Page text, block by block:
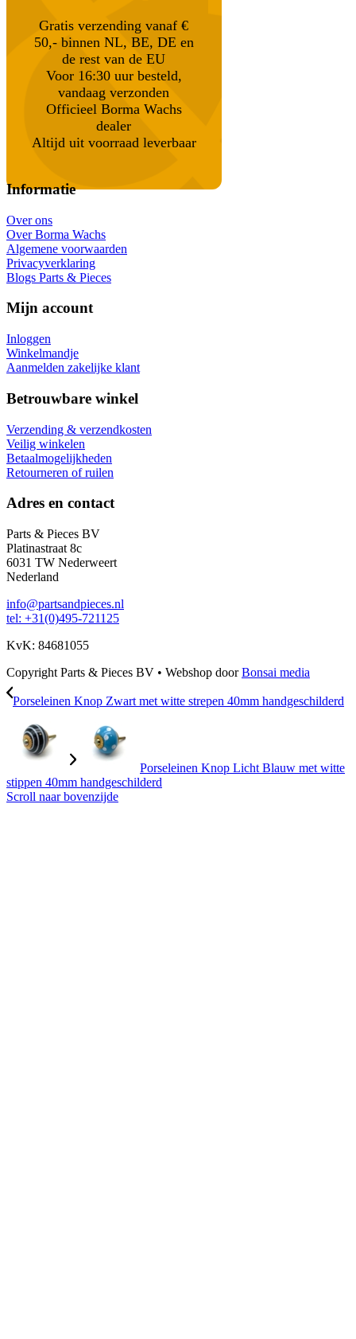
Gratis verzending vanaf €
50,- binnen NL, BE, DE en
de rest van de EU
Voor 16:30 uur besteld,
vandaag verzonden
Officieel Borma Wachs
dealer
Altijd uit voorraad leverbaar
Informatie
Over ons
Over Borma Wachs
Algemene voorwaarden
Privacyverklaring
Blogs Parts & Pieces
Mijn account
Inloggen
Winkelmandje
Aanmelden zakelijke klant
Betrouwbare winkel
Verzending & verzendkosten
Veilig winkelen
Betaalmogelijkheden
Retourneren of ruilen
Adres en contact
Parts & Pieces BV
Platinastraat 8c
6031 TW Nederweert
Nederland
info@partsandpieces.nl
tel: +31(0)495-721125
KvK: 84681055
Copyright Parts & Pieces BV • Webshop doorBonsai media
Porseleinen Knop Zwart met witte strepen 40mm handgeschilderd
Porseleinen Knop Licht Blauw met witte
stippen 40mm handgeschilderd
Scroll naar bovenzijde